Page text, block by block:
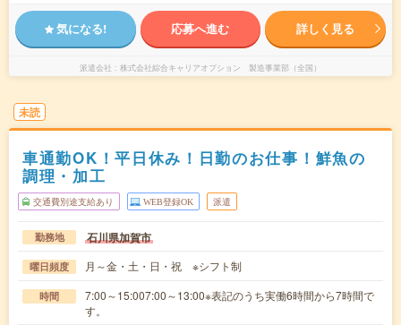
気になる! 応募へ進む 詳しく見る
派遣会社 株式会社綜合キャリアオプション 製造事業部（全国）
未読
車通勤OK！平日休み！日勤のお仕事！鮮魚の
調理・加工
交通費別途支給あり WEB登録OK 派遣
勤務地 石川県加賀市
曜日頻度 月～金・土・日・祝 ※シフト制
時間
7:00～15:007:00～13:00※表記のうち実働6時間から7時間で
す。